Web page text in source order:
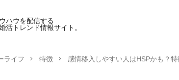
ハウを配信する
活トレンド情報サイト。
ライフ 特徴 感情移入しやすい人はHSPかも？